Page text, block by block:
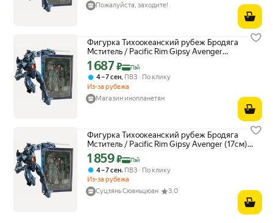
Пожалуйста, заходите!
Фигурка Тихоокеанский рубеж Бродяга
Мститель / Pacific Rim Gipsy Avenger
(17см)
Цена с картой Яндекс Пэй 1687 ₽ вместо
1 687₽ Пэй
4 – 7 сен ПВЗ
По клику
Из-за рубежа
Магазин инопланетян
Фигурка Тихоокеанский рубеж Бродяга
Мститель / Pacific Rim Gipsy Avenger (17см)
YZ
Цена с картой Яндекс Пэй 1859 ₽ вместо
1 859₽ Пэй
4 – 7 сен, ПВЗ
По клику
Из-за рубежа
Суцзянь Сюаньцюан
3.0